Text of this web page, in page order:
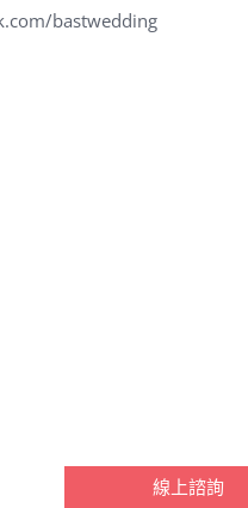
線上諮詢